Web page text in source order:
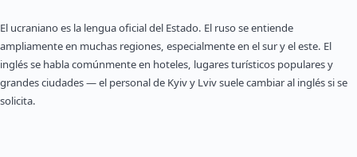
El ucraniano es la lengua oficial del Estado. El ruso se entiende
ampliamente en muchas regiones, especialmente en el sur y el este. El
inglés se habla comúnmente en hoteles, lugares turísticos populares y
grandes ciudades — el personal de Kyiv y Lviv suele cambiar al inglés si se
solicita.